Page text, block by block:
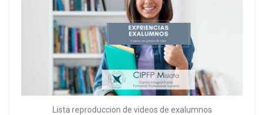
Lista reproduccion de videos de exalumnos